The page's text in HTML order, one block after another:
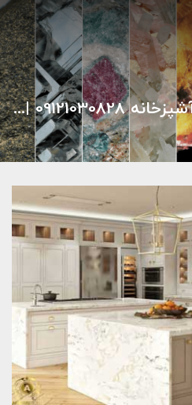
قیمت سنگ کابینت آشپزخانه 09121030828 | سنگ افشاری
قیمت سنگ کابینت آشپزخانه 09121030828 | سنگ افشاری